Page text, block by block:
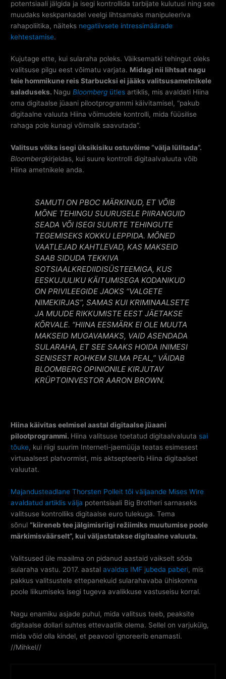
potentsiaali jälgida ja isegi kontrollida tarbijate kulutusi ning see
muudaks keskpankadel veelgi lihtsamaks manipuleeriva
rahapoliitika, näiteks negatiivsete intressimäärade
kehtestamise.
Kujutage ette, kui sularaha poleks. Väiksematki tehingut oleks
valitsuse pilgu eest võimatu varjata. Midagi nii lihtsat nagu
teie hommikune reis Starbucksi ei jääks valitsusametnikele
saladuseks. NaguBloomberg ütles artiklis, mis avaldati Hiina
oma digitaalse jüaani pilootprogrammi käivitamisel, “pakub
digitaalne valuuta Hiina võimudele kontrolli, mida füüsilise
rahaga pole kunagi võimalik saavutada”.
Valitsus võiks isegi üksikisiku ostuvõime “välja lülitada”.
Bloombergkirjeldas, kui suure kontrolli digitaalvaluuta võib
Hiina ametnikele anda.
SAMUTI ON PBOC MÄRKINUD, ET VÕIB
MÕNE TEHINGU SUURUSELE PIIRANGUID
SEADA VÕI ISEGI SUURTE TEHINGUTE
TEGEMISEKS KOKKU LEPPIDA. MÕNED
VAATLEJAD KAHTLEVAD, KAS MAKSEID
SAAB SIDUDA TEKKIVA
SOTSIAALKREDIIDISÜSTEEMIGA, KUS
EESKUJULIKU KÄITUMISEGA KODANIKUD
ON PRIVILEEGIDE JAOKS “VALGETE
NIMEKIRJAS”, SAMAS KUI KRIMINAALSETE
JA MUUDE RIKKUMISTE EEST JÄETAKSE
KÕRVALE. “HIINA EESMÄRK EI OLE MUUTA
MAKSEID MUGAVAMAKS, VAID ASENDADA
SULARAHA, ET SEE SAAKS HOIDA INIMESI
SENISEST ROHKEM SILMA PEAL,” VÄIDAB
BLOOMBERG OPINIONILE KIRJUTAV
KRÜPTOINVESTOR AARON BROWN.
Hiina käivitas eelmisel aastal digitaalse jüaani
pilootprogrammi. Hiina valitsuse toetatud digitaalvaluuta sai
tõuke, kui riigi suurim Interneti-jaemüüja teatas esimesest
virtuaalsest platvormist, mis aktsepteerib Hiina digitaalset
valuutat.
Majandusteadlane Thorsten Polleit tõi väljaande Mises Wire
avaldatud artiklis välja potentsiaali Big Brotheri sarnaseks
valitsuse kontrolliks digitaalse euro tulekuga. Tema
sõnul“kiireneb tee jälgimisriigi režiimiks muutumise poole
märkimisväärselt”, kui väljastatakse digitaalne valuuta.
Valitsused üle maailma on pidanud aastaid vaikselt sõda
sularaha vastu. 2017. aastalavaldas IMF jubeda paberi, mis
pakkus valitsustele ettepanekuid sularahavaba ühiskonna
poole liikumiseks isegi tugeva avalikkuse vastuseisu korral.
Nagu enamiku asjade puhul, mida valitsus teeb, peaksite
digitaalse dollari suhtes ettevaatlik olema. Sellel on varjukülg,
mida võid olla kindel, et peavool ignoreerib enamasti.
//Mihkel//